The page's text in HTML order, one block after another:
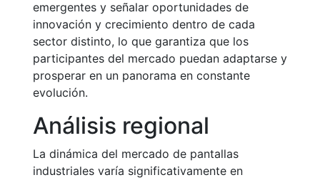
emergentes y señalar oportunidades de
innovación y crecimiento dentro de cada
sector distinto, lo que garantiza que los
participantes del mercado puedan adaptarse y
prosperar en un panorama en constante
evolución.
Análisis regional
La dinámica del mercado de pantallas
industriales varía significativamente en